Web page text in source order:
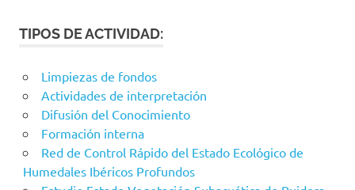
TIPOS DE ACTIVIDAD:
Limpiezas de fondos
Actividades de interpretación
Difusión del Conocimiento
Formación interna
Red de Control Rápido del Estado Ecológico de
Humedales Ibéricos Profundos